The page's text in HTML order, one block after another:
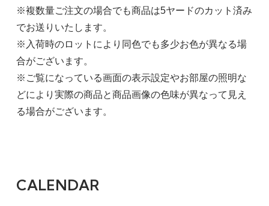
※複数量ご注文の場合でも商品は5ヤードのカット済み
でお送りいたします。
※入荷時のロットにより同色でも多少お色が異なる場
合がございます。
※ご覧になっている画面の表示設定やお部屋の照明な
どにより実際の商品と商品画像の色味が異なって見え
る場合がございます。
CALENDAR